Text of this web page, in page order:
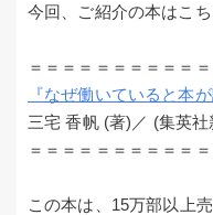
今回、ご紹介の本はこち
＝＝＝＝＝＝＝＝＝＝
『なぜ働いていると本
三宅 香帆 (著)／ (集英社
＝＝＝＝＝＝＝＝＝＝
この本は、15万部以上